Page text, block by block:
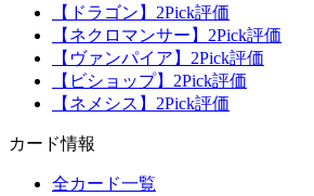
【ドラゴン】2Pick評価
【ネクロマンサー】2Pick評価
【ヴァンパイア】2Pick評価
【ビショップ】2Pick評価
【ネメシス】2Pick評価
カード情報
全カード一覧